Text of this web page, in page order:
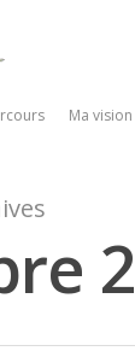
Ma